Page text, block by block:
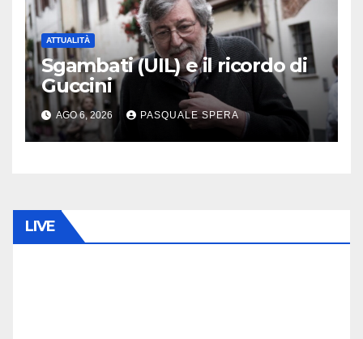
ATTUALITÀ
Sgambati (UIL) e il ricordo di
Guccini
AGO 6, 2026 PASQUALE SPERA
LIVE